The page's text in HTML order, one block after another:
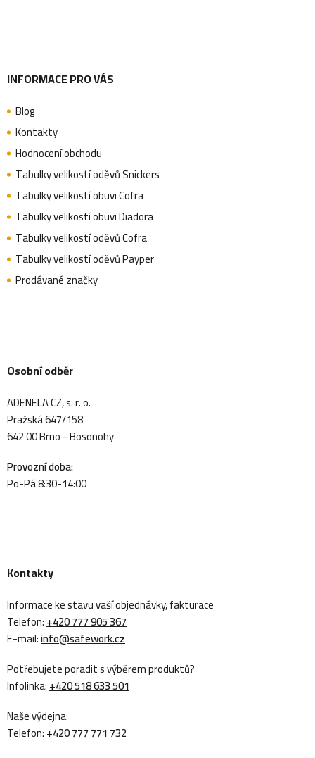
INFORMACE PRO VÁS
Blog
Kontakty
Hodnocení obchodu
Tabulky velikostí oděvů Snickers
Tabulky velikostí obuvi Cofra
Tabulky velikostí obuvi Diadora
Tabulky velikostí oděvů Cofra
Tabulky velikostí oděvů Payper
Prodávané značky
Osobní odběr
ADENELA CZ, s. r. o.
Pražská 647/158
642 00 Brno - Bosonohy
Provozní doba:
Po-Pá 8:30-14:00
Kontakty
Informace ke stavu vaší objednávky, fakturace
Telefon:+420 777 905 367
E-mail:info@safework.cz
Potřebujete poradit s výběrem produktů?
Infolinka:+420 518 633 501
Naše výdejna:
Telefon:+420 777 771 732